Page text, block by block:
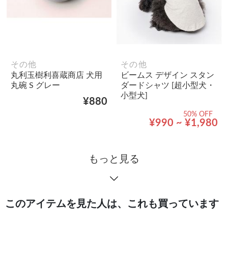
その他
丸利玉樹利喜蔵商店 犬用
丸碗 S グレー
¥880
その他
ビームス デザイン スタン
ダードシャツ [超小型犬・
小型犬]
¥990 ~ ¥1,980
50% OFF
もっと見る
このアイテムを見た人は、これも買っています